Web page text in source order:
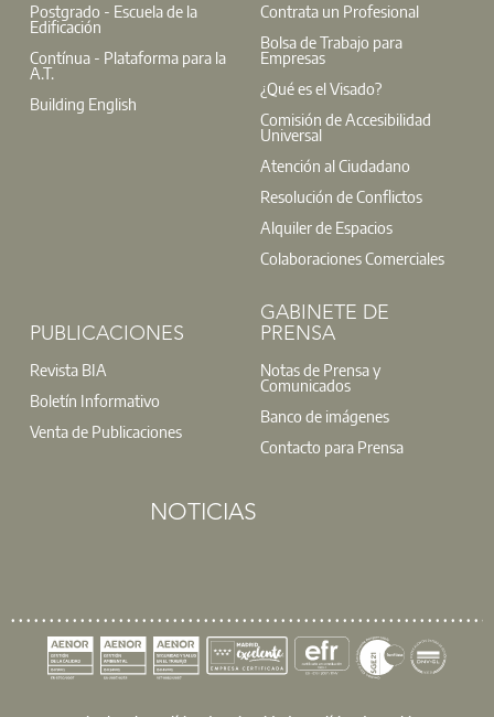
Postgrado - Escuela de la
Edificación
Contínua - Plataforma para la
A.T.
Building English
Contrata un Profesional
Bolsa de Trabajo para
Empresas
¿Qué es el Visado?
Comisión de Accesibilidad
Universal
Atención al Ciudadano
Resolución de Conflictos
Alquiler de Espacios
Colaboraciones Comerciales
PUBLICACIONES
Revista BIA
Boletín Informativo
Venta de Publicaciones
GABINETE DE
PRENSA
Notas de Prensa y
Comunicados
Banco de imágenes
Contacto para Prensa
NOTICIAS